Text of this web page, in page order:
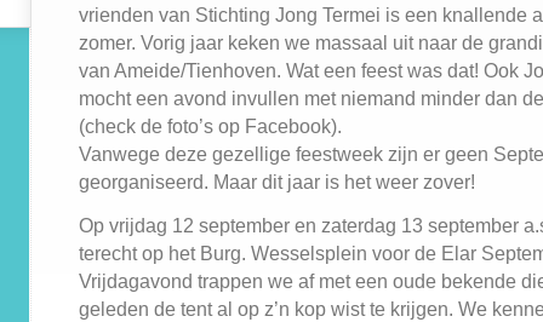
vrienden van Stichting Jong Termei is een knallende
zomer. Vorig jaar keken we massaal uit naar de
van Ameide/Tienhoven. Wat een feest was dat! Ook
mocht een avond invullen met niemand minder dan
(check de foto’s op Facebook).
Vanwege deze gezellige feestweek zijn er geen
georganiseerd. Maar dit jaar is het weer zover!
Op vrijdag 12 september en zaterdag 13 september
terecht op het Burg. Wesselsplein voor de Elar
Vrijdagavond trappen we af met een oude bekende
geleden de tent al op z’n kop wist te krijgen. We